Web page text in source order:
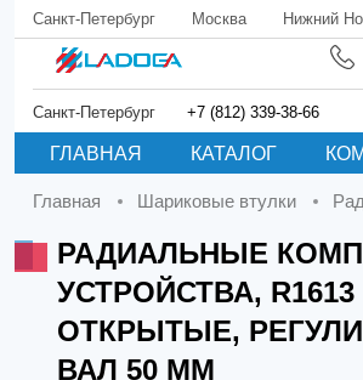
Санкт-Петербург Москва Нижний
Санкт-Петербург +7 (812) 339-38-66
ГЛАВНАЯ КАТАЛОГ
Главная Шариковые втулки
РАДИАЛЬНЫЕ
УСТРОЙСТВА, R1613
ОТКРЫТЫЕ,
ВАЛ 50 ММ